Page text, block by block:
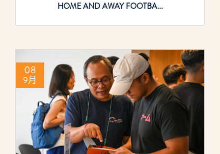
HOME AND AWAY FOOTBA...
08
9月